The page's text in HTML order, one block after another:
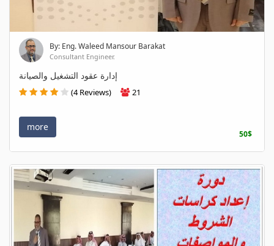
By: Eng. Waleed Mansour Barakat
Consultant Engineer.
إدارة عقود التشغيل والصيانة
(4 Reviews) 21
more
50$